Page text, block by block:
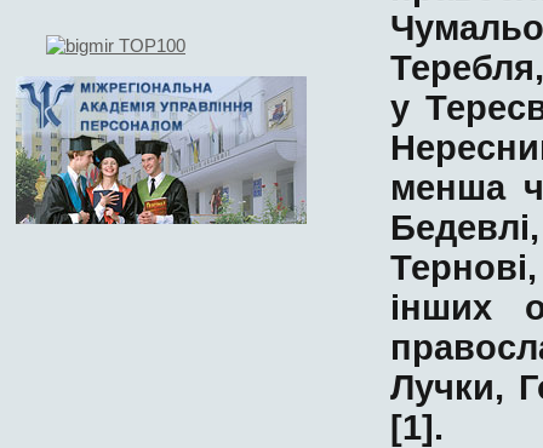
Теребля
у
менша
Бедевлі
Тернові
інших
Лучки,
[1].